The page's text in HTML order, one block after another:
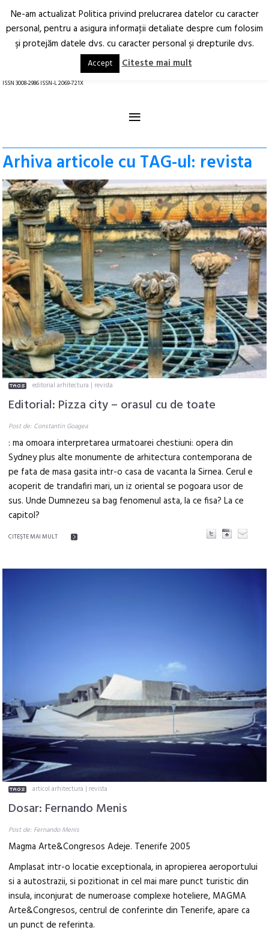
Arhitectură.
Oraș.
RO EN
ISSN 3008-2986 ISSN-L 2069-721X
≡
Arhiva articole cu TAG-ul: revista
editorial arhitectura | revista
Editorial: Pizza city – orasul cu de toate
Post de: Constantin Goagea
: ma omoara interpretarea urmatoarei chestiuni: opera din
Sydney plus alte monumente de arhitectura contemporana de
pe fata de masa gasita intr-o casa de vacanta la Sirnea. Cerul e
acoperit de trandafiri mari, un iz oriental se pogoara usor de
sus. Unde Dumnezeu sa bag fenomenul asta, la ce fisa? La ce
capitol?
CITEŞTE MAI MULT
articol arhitectura | revista
Dosar: Fernando Menis
Post de: Fernando Menis
Magma Arte&Congresos Adeje. Tenerife 2005
Amplasat intr-o locatie exceptionala, in apropierea aeroportului
si a autostrazii, si pozitionat in cel mai mare punct turistic din
insula, inconjurat de numeroase complexe hoteliere, MAGMA
Arte&Congresos, centrul de conferinte din Tenerife, apare ca
un punct de referinta.
Ne-am actualizat Politica privind prelucrarea datelor cu caracter
personal, pentru a asigura informaţii detaliate despre cum folosim
şi protejăm datele dvs. cu caracter personal şi drepturile dvs.
Accept Citeste mai mult